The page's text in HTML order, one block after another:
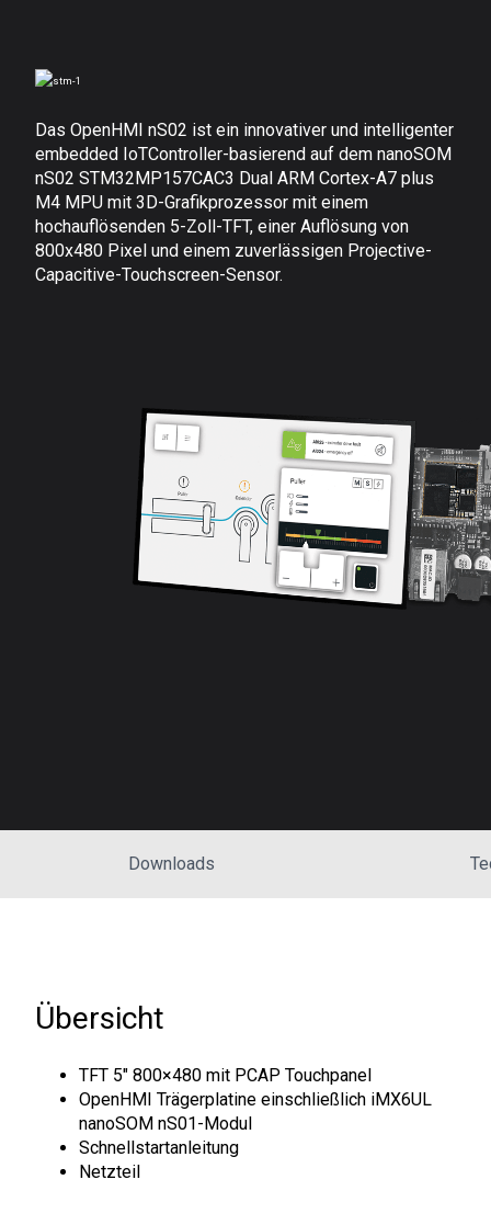
Das OpenHMI nS02 ist ein innovativer und intelligenter
embedded IoTController-basierend auf dem nanoSOM
nS02 STM32MP157CAC3 Dual ARM Cortex-A7 plus
M4 MPU mit 3D-Grafikprozessor mit einem
hochauflösenden 5-Zoll-TFT, einer Auflösung von
800x480 Pixel und einem zuverlässigen Projective-
Capacitive-Touchscreen-Sensor.
Downloads
Übersicht
TFT 5" 800×480 mit PCAP Touchpanel
OpenHMI Trägerplatine einschließlich iMX6UL
nanoSOM nS01-Modul
Schnellstartanleitung
Netzteil